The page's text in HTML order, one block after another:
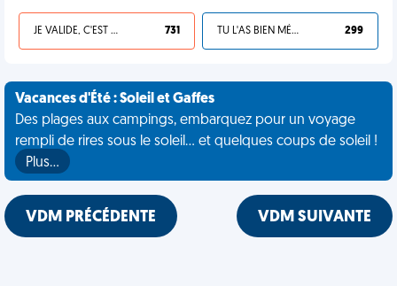
JE VALIDE, C'EST UNE VDM 731 TU L'AS BIEN MÉRITÉ 299
Vacances d'Été : Soleil et Gaffes
Des plages aux campings, embarquez pour un voyage
rempli de rires sous le soleil... et quelques coups de soleil !
Plus…
VDM PRÉCÉDENTE VDM SUIVANTE